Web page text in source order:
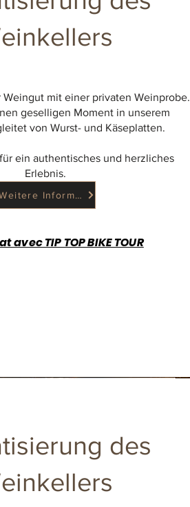
Weingut mit einer privaten Weinprobe.
geselligen Moment in unserem
von Wurst- und Käseplatten.
ein authentisches und herzliches
Erlebnis.
Weitere Informationen
avec TIP TOP BIKE TOUR
des